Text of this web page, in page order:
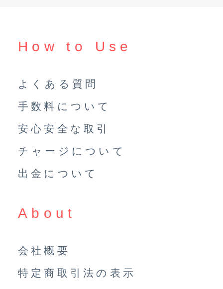
How to Use
よくある質問
手数料について
安心安全な取引
チャージについて
出金について
About
会社概要
特定商取引法の表示